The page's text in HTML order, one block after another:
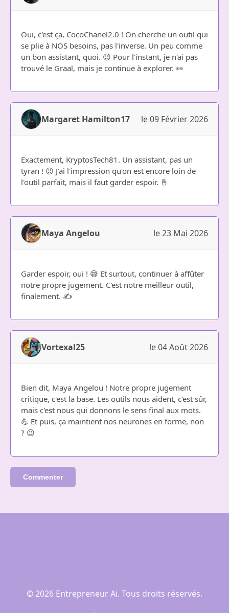
Oui, c'est ça, CocoChanel2.0 ! On cherche un outil qui
se plie à NOS besoins, pas l'inverse. Un peu comme
un bon assistant, quoi. 😉 Pour l'instant, je n'ai pas
trouvé le Graal, mais je continue à explorer. 👀
Margaret Hamilton17 le 09 Février 2026
Exactement, KryptosTech81. Un assistant, pas un
tyran ! 😉 J'ai l'impression qu'on est encore loin de
l'outil parfait, mais il faut garder espoir. 🤞
Maya Angelou le 23 Mai 2026
Garder espoir, oui ! 😅 Et surtout, continuer à affûter
notre propre jugement. C'est notre meilleur outil,
finalement. ✍️
Vortexal25 le 04 Août 2026
Bien dit, Maya Angelou ! Notre propre jugement
critique, c'est la base. Les outils nous aident, c'est sûr,
mais c'est nous qui donnons le sens final aux mots.
💪 Et puis, ça maintient nos neurones en forme, non
? 😉
Commenter
© 2026 Entrepreneur Ai. Tous droits réservés.